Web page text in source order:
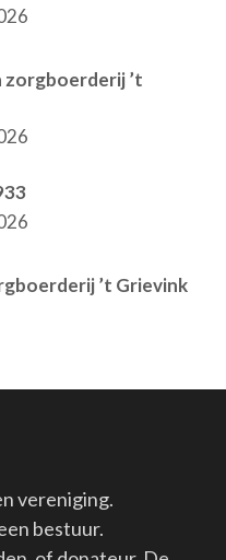
zorgboerderij ’t
’t Grievink
vereniging.
bestuur.